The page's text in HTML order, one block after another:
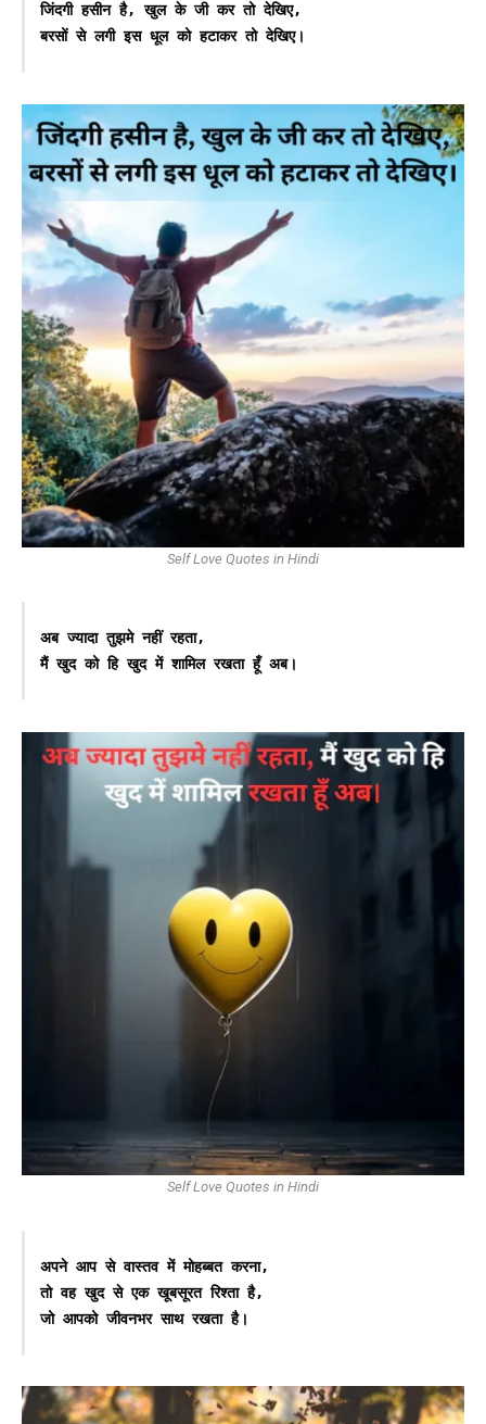
जिंदगी हसीन है, खुल के जी कर तो देखिए,
बरसों से लगी इस धूल को हटाकर तो देखिए।
Self Love Quotes in Hindi
अब ज्यादा तुझमे नहीं रहता,
मैं खुद को हि खुद में शामिल रखता हूँ अब।
Self Love Quotes in Hindi
अपने आप से वास्तव में मोहब्बत करना,
तो वह खुद से एक खूबसूरत रिश्ता है,
जो आपको जीवनभर साथ रखता है।